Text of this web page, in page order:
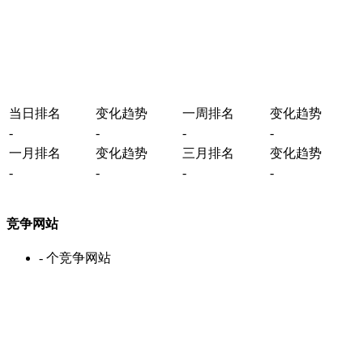
当日排名 变化趋势 一周排名
变化趋势
-
- -
-
一月排名
变化趋势 三月排名
变化趋势
-
- - -
竞争网站
- 个竞争网站